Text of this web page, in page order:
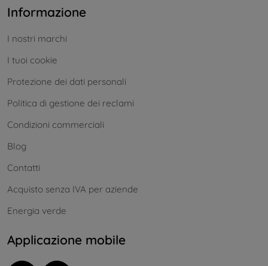
Informazione
I nostri marchi
I tuoi cookie
Protezione dei dati personali
Politica di gestione dei reclami
Condizioni commerciali
Blog
Contatti
Acquisto senza IVA per aziende
Energia verde
Applicazione mobile